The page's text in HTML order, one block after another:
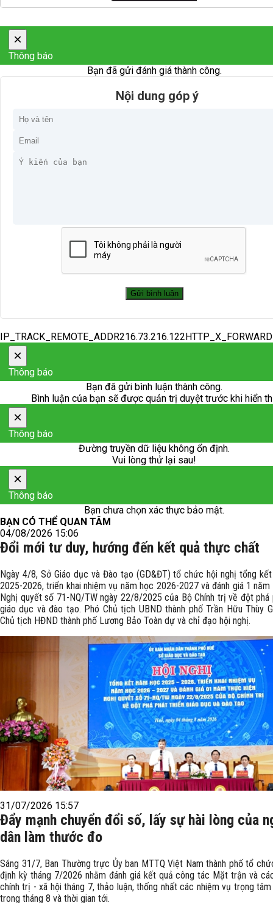
×
Thông báo
Bạn đã gửi đánh giá thành công.
Nội dung góp ý
×
Thông báo
Bạn đã gửi bình luận thành công.
Bình luận của bạn sẽ được quản trị duyệt trước khi hiển
×
Thông báo
Đường truyền dữ liệu không ổn định.
Vui lòng thử lại sau!
×
Thông báo
Bạn chưa chọn xác thực bảo mật.
BẠN CÓ THỂ QUAN TÂM
04/08/2026 15:06
Đổi mới tư duy, hướng đến kết quả thực chất
Ngày 4/8, Sở Giáo dục và Đào tạo (GD&ĐT) tổ chức hội nghị tổng
2025-2026, triển khai nhiệm vụ năm học 2026-2027 và đánh giá 1
Nghị quyết số 71-NQ/TW ngày 22/8/2025 của Bộ Chính trị về đột phá
giáo dục và đào tạo. Phó Chủ tịch UBND thành phố Trần Hữu Thùy
Chủ tịch HĐND thành phố Lương Bảo Toàn dự và chỉ đạo hội nghị.
31/07/2026 15:57
Đẩy mạnh chuyển đổi số, lấy sự hài lòng của
dân làm thước đo
Sáng 31/7, Ban Thường trực Ủy ban MTTQ Việt Nam thành phố tổ
định kỳ tháng 7/2026 nhằm đánh giá kết quả công tác Mặt trận và
chính trị - xã hội tháng 7, thảo luận, thống nhất các nhiệm vụ trọng
trong tháng 8 và thời gian tới.